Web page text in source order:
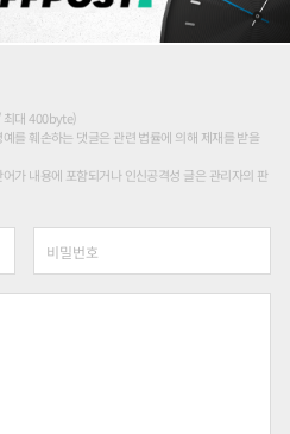
최대 400byte)
를 훼손하는 댓글은 관련 법률에 의해 제재를 받을
가 내용에 포함되거나 인신공격성 글은 관리자의 판